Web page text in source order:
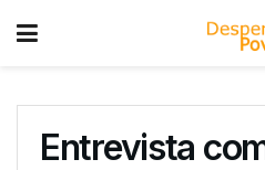
Entrevista